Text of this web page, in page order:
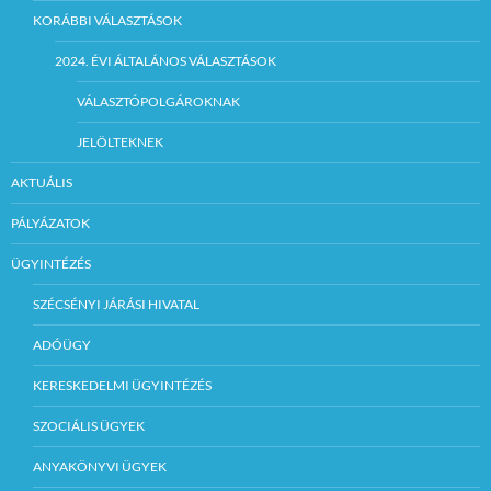
KORÁBBI VÁLASZTÁSOK
2024. ÉVI ÁLTALÁNOS VÁLASZTÁSOK
VÁLASZTÓPOLGÁROKNAK
JELÖLTEKNEK
AKTUÁLIS
PÁLYÁZATOK
ÜGYINTÉZÉS
SZÉCSÉNYI JÁRÁSI HIVATAL
ADÓÜGY
KERESKEDELMI ÜGYINTÉZÉS
SZOCIÁLIS ÜGYEK
ANYAKÖNYVI ÜGYEK